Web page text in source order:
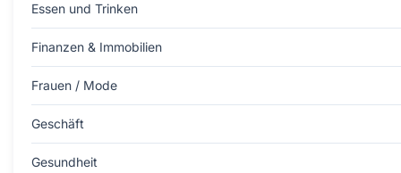
Essen und Trinken
Finanzen & Immobilien
Frauen / Mode
Geschäft
Gesundheit